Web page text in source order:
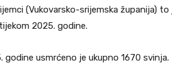
(Vukovarsko-srijemska županija)
2025. godine.
godine usmrćeno je ukupno 1670 svinja.